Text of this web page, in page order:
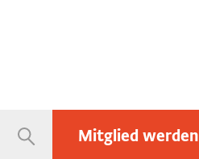
Mitglied werden